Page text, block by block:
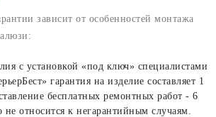
зависит от особенностей монтажа
с установкой «под ключ» специалистами
гарантия на изделие составляет 1
бесплатных ремонтных работ - 6
относится к негарантийным случаям.